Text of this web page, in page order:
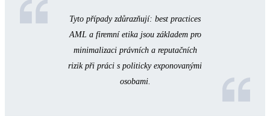
Tyto případy zdůrazňují: best practices
AML a firemní etika jsou základem pro
minimalizaci právních a reputačních
rizik při práci s politicky exponovanými
osobami.